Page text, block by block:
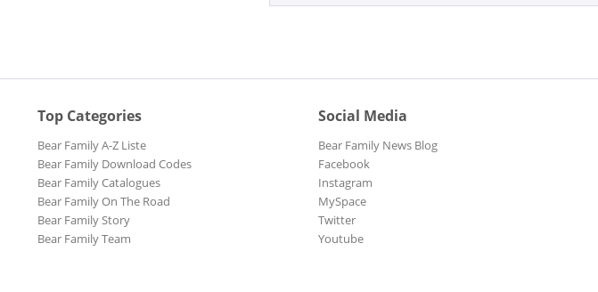
Top Categories
Bear Family A-Z Liste
Bear Family Download Codes
Bear Family Catalogues
Bear Family On The Road
Bear Family Story
Bear Family Team
Social Media
Bear Family News Blog
Facebook
Instagram
MySpace
Twitter
Youtube